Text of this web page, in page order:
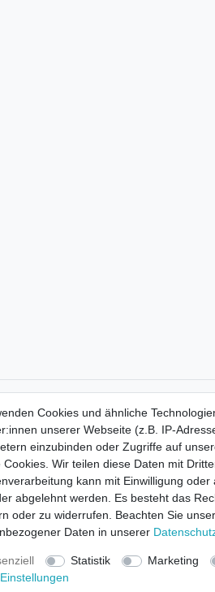
Cookies und ähnliche
unserer Webseite (z.B. IP-
einzubinden oder Zugriffe auf
Cookies. Wir teilen diese Daten mit
kann mit Einwilligung
abgelehnt werden. Es besteht das
oder zu widerrufen. Beachten Sie unser
Daten in unserer
Statistik Marketing